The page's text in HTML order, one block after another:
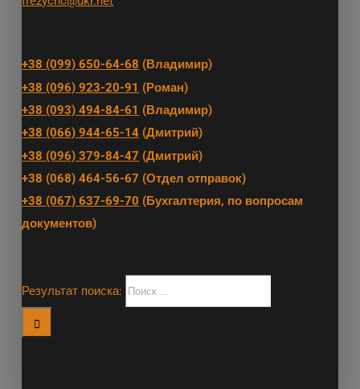
+38 (099) 650-64-68 (Владимир)
+38 (096) 923-20-91 (Роман)
+38 (093) 494-84-61 (Владимир)
+38 (066) 944-65-14 (Дмитрий)
+38 (096) 379-84-47 (Дмитрий)
+38 (068) 464-56-67 (Отдел отправок)
+38 (067) 637-69-70 (Бухгалтерия, по вопросам
документов)
Результат поиска: